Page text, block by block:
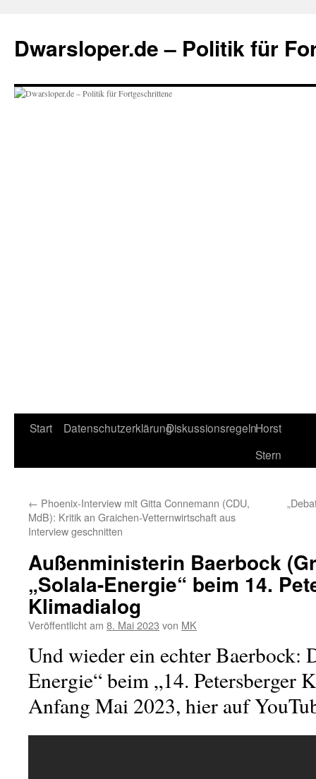
springen
Dwarsloper.de – Politik für
Start DatenschutzerklärungDiskussionsregelnHorst
Stern
← Phoenix-Interview mit Gitta Connemann (CDU,
MdB): Kritik an Graichen-Vetternwirtschaft aus
Interview geschnitten
Außenministerin Baerbock
„Solala-Energie“ beim 14.
Klimadialog
Veröffentlicht am 8. Mai 2023 von MK
Und wieder ein echter Baerbock:
Energie“ beim „14. Petersberger
Anfang Mai 2023, hier auf